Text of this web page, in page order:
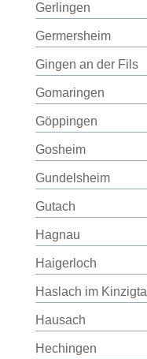
Gerlingen
Germersheim
Gingen an der Fils
Gomaringen
Göppingen
Gosheim
Gundelsheim
Gutach
Hagnau
Haigerloch
Haslach im Kinzigtal
Hausach
Hechingen